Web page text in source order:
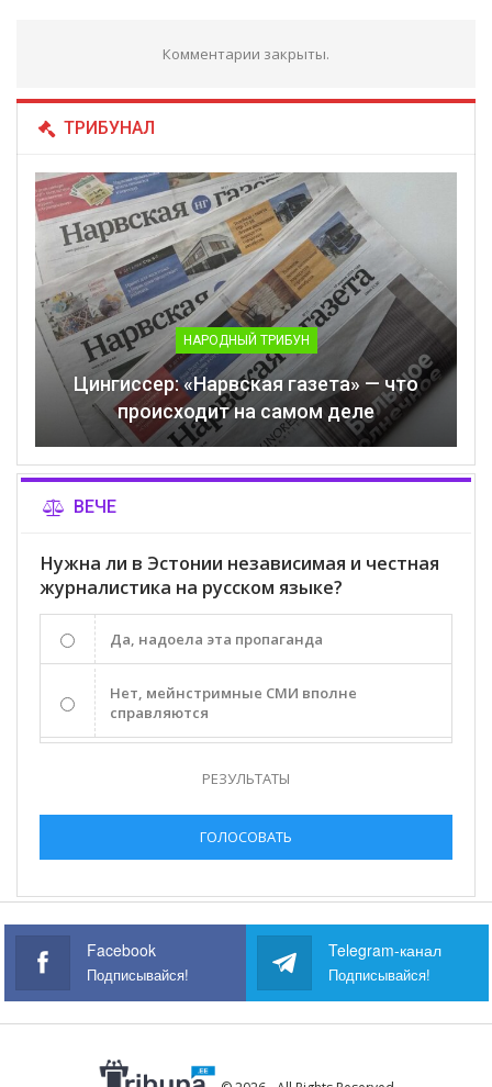
Комментарии закрыты.
ТРИБУНАЛ
НАРОДНЫЙ ТРИБУН
Цингиссер: «Нарвская газета» — что
происходит на самом деле
ВЕЧЕ
Нужна ли в Эстонии независимая и честная
журналистика на русском языке?
Да, надоела эта пропаганда
Нет, мейнстримные СМИ вполне
справляются
РЕЗУЛЬТАТЫ
ГОЛОСОВАТЬ
Facebook
Подписывайся!
Telegram-канал
Подписывайся!